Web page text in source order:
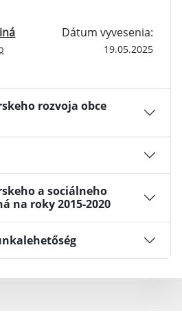
Dátum vyvesenia:
19.05.2025
rozvoja obce
a sociálneho
na roky 2015-2020